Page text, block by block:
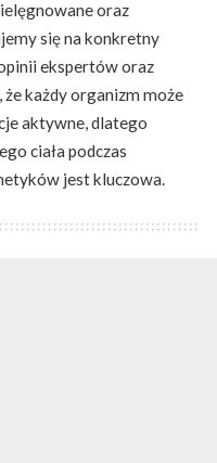
oraz
się na konkretny
ekspertów oraz
każdy organizm może
aktywne, dlatego
ciała podczas
jest kluczowa.